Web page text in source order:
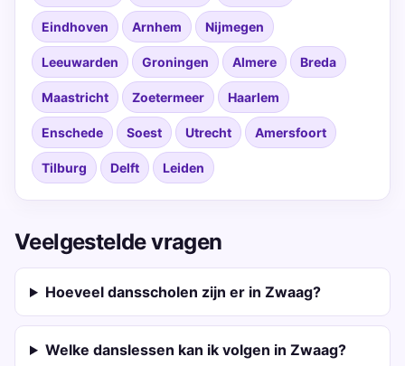
Eindhoven Arnhem Nijmegen
Leeuwarden Groningen Almere Breda
Maastricht Zoetermeer Haarlem
Enschede Soest Utrecht Amersfoort
Tilburg Delft Leiden
Veelgestelde vragen
Hoeveel dansscholen zijn er in Zwaag?
Welke danslessen kan ik volgen in Zwaag?